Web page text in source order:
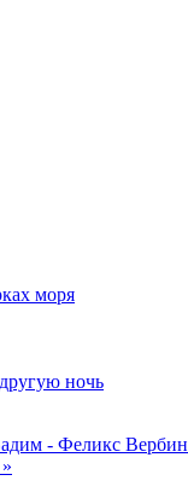
моря
ночь
- Феликс